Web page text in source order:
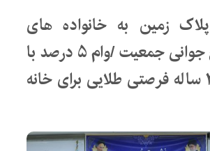
تحویل 287پلاک زمین به خانواده های
مشمول طرح جوانی جمعیت /وام ۵ درصد با
بازپرداخت ۲۰ ساله فرصتی طلایی برای خانه